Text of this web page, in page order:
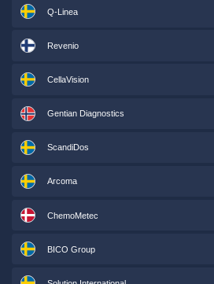
Q-Linea
Revenio
CellaVision
Gentian Diagnostics
ScandiDos
Arcoma
ChemoMetec
BICO Group